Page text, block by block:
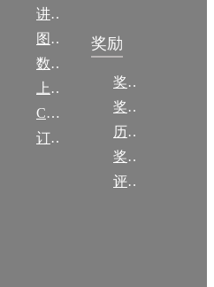
讲稿
图集
数图编审委员会
上传/发布作品
CCF DL Focus
订阅《计算》
奖励
奖励动态
奖励目录
历年获奖名单
奖项推荐
评奖条例